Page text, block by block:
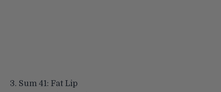
3. Sum 41: Fat Lip